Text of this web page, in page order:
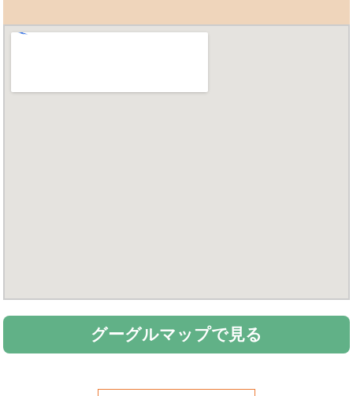
グーグルマップで見る